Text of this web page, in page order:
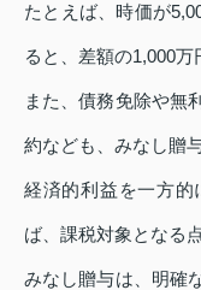
たとえば、時価が
ると、差額の1,000万
また、債務免除や無
約なども、みなし贈
経済的利益を一方
ば、課税対象となる
みなし贈与は、明確